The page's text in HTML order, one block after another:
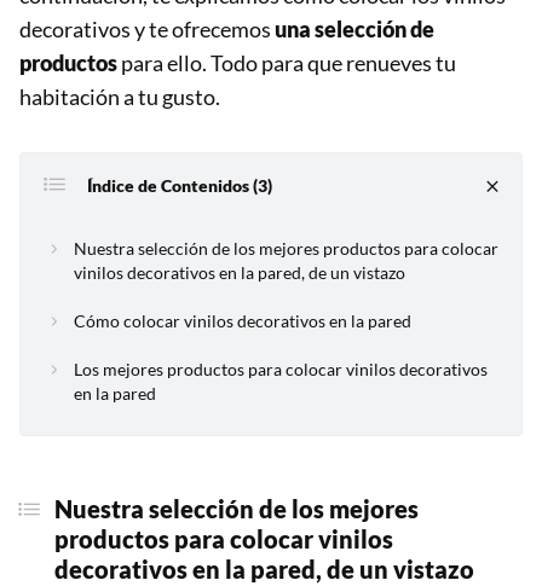
decorativos y te ofrecemos una selección de
productospara ello. Todo para que renueves tu
habitación a tu gusto.
Índice de Contenidos (3)
Nuestra selección de los mejores productos para colocar
vinilos decorativos en la pared, de un vistazo
Cómo colocar vinilos decorativos en la pared
Los mejores productos para colocar vinilos decorativos
en la pared
Nuestra selección de los mejores
productos para colocar vinilos
decorativos en la pared, de un vistazo